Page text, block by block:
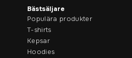
Bästsäljare
Populära produkter
T-shirts
Kepsar
Hoodies